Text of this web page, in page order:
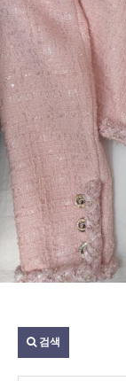
검색